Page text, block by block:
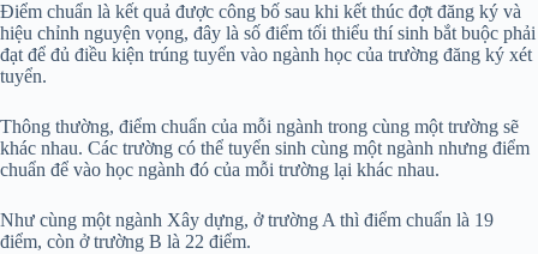
Điểm chuẩn là kết quả được công bố sau khi kết thúc đợt đăng ký và
hiệu chỉnh nguyện vọng, đây là số điểm tối thiểu thí sinh bắt buộc phải
đạt để đủ điều kiện trúng tuyển vào ngành học của trường đăng ký xét
tuyển.
Thông thường, điểm chuẩn của mỗi ngành trong cùng một trường sẽ
khác nhau. Các trường có thể tuyển sinh cùng một ngành nhưng điểm
chuẩn để vào học ngành đó của mỗi trường lại khác nhau.
Như cùng một ngành Xây dựng, ở trường A thì điểm chuẩn là 19
điểm, còn ở trường B là 22 điểm.